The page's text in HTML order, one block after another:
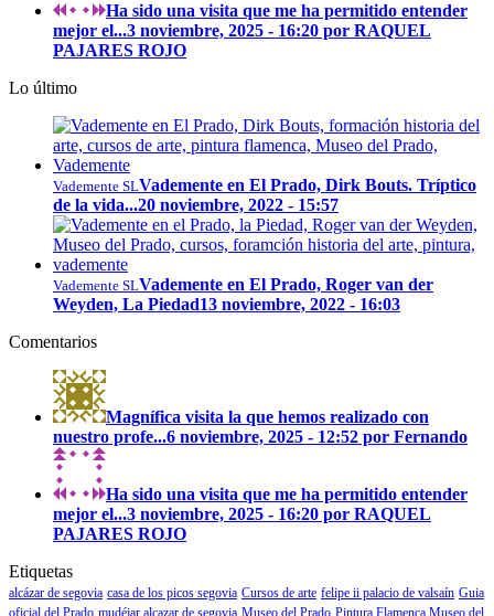
Ha sido una visita que me ha permitido entender
mejor el...3 noviembre, 2025 - 16:20 por RAQUEL
PAJARES ROJO
Lo último
Vademente SLVademente en El Prado, Dirk Bouts. Tríptico
de la vida...20 noviembre, 2022 - 15:57
Vademente SLVademente en El Prado, Roger van der
Weyden, La Piedad13 noviembre, 2022 - 16:03
Comentarios
Magnífica visita la que hemos realizado con
nuestro profe...6 noviembre, 2025 - 12:52 por Fernando
Ha sido una visita que me ha permitido entender
mejor el...3 noviembre, 2025 - 16:20 por RAQUEL
PAJARES ROJO
Etiquetas
alcázar de segovia casa de los picos segovia Cursos de arte felipe ii palacio de valsaín Guia
oficial del Prado mudéjar alcazar de segovia Museo del Prado Pintura Flamenca Museo del